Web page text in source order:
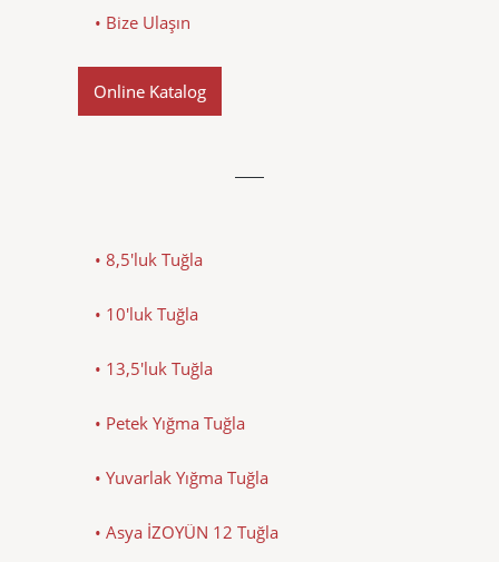
• Bize Ulaşın
Online Katalog
• 8,5'luk Tuğla
• 10'luk Tuğla
• 13,5'luk Tuğla
• Petek Yığma Tuğla
• Yuvarlak Yığma Tuğla
• Asya İZOYÜN 12 Tuğla